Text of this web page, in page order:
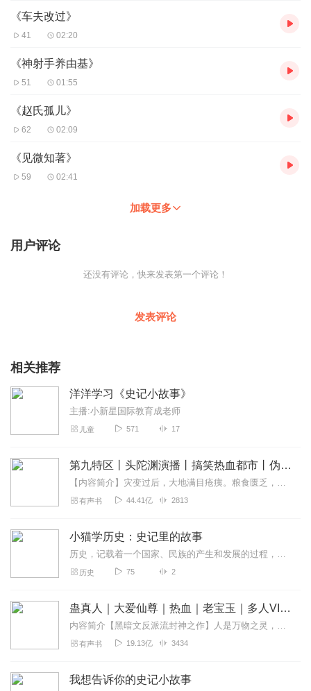
《车夫改过》
41 02:20
《神射手养由基》
51 01:55
《赵氏孤儿》
62 02:09
《见微知著》
59 02:41
加载更多
用户评论
还没有评论，快来发表第一个评论！
发表评论
相关推荐
洋洋学习《史记小故事》
主播:小新星国际教育成老师
儿童 571 17
第九特区丨头陀渊演播丨搞笑热血都市丨伪戒丨VIP免费多人有声剧
【内容简介】灾变过后，大地满目疮痍。粮食匮乏，资源紧俏，局势混乱……一位从待规划区杀出来的青年，背对着漫天黄沙，孤身来到九区谋生，却不曾想偶然结识三五好友，一念...
有声书 44.41亿 2813
小猫学历史：史记里的故事
历史，记载着一个国家、民族的产生和发展的过程，蕴藏着一个国家、民族的精神和智慧，昭示着一个国家、民族的兴旺更替的客观规律。述一代历史，记一朝兴衰，褒一代英豪，贬...
历史 75 2
蛊真人｜大爱仙尊｜热血｜老宝玉｜多人VIP免费有声剧
内容简介【黑暗文反派流封神之作】人是万物之灵，蛊是天地真精。一个穿越者不断重生的故事。一个养蛊、炼蛊、用蛊的奇特世界。配音组（男角色）老宝玉旁白...
有声书 19.13亿 3434
我想告诉你的史记小故事